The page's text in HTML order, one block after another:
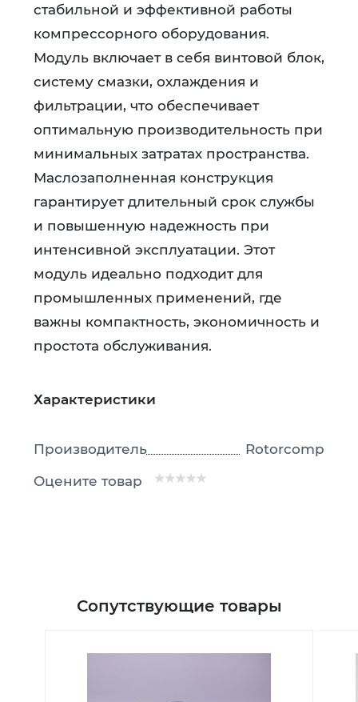
стабильной и эффективной работы
компрессорного оборудования.
Модуль включает в себя винтовой блок,
систему смазки, охлаждения и
фильтрации, что обеспечивает
оптимальную производительность при
минимальных затратах пространства.
Маслозаполненная конструкция
гарантирует длительный срок службы
и повышенную надежность при
интенсивной эксплуатации. Этот
модуль идеально подходит для
промышленных применений, где
важны компактность, экономичность и
простота обслуживания.
Характеристики
Производитель
Rotorcomp
Оцените товар
Сопутствующие товары